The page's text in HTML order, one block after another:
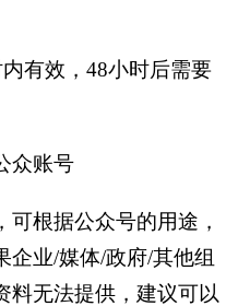
有效，48小时后需要
众账号
根据公众号的用途，
企业/媒体/政府/其他组
料无法提供，建议可以